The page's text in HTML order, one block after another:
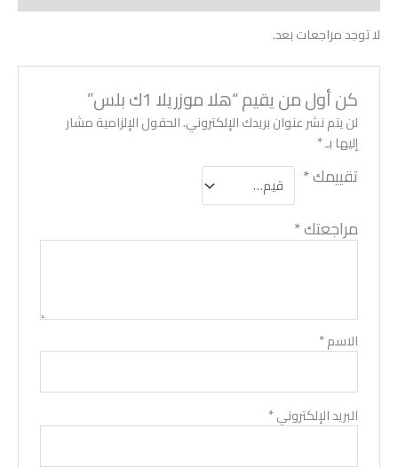
لا توجد مراجعات بعد.
كن أول من يقيم “هلا موزريلا 1ك بلس”
لن يتم نشر عنوان بريدك الإلكتروني.الحقول الإلزامية مشار
إليها بـ*
تقييمك*
مراجعتك*
الاسم*
البريد الإلكتروني*